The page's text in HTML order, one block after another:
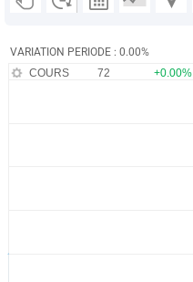
VARIATION PERIODE : 0.00%
COURS 72 +0.00%